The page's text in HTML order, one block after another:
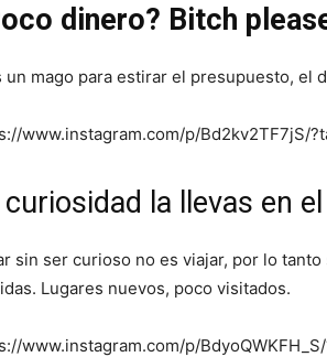
dinero? Bitch
un mago para estirar el presupuesto, el
www.instagram.com/p/Bd2kv2TF7jS/
curiosidad la llevas en
sin ser curioso no es viajar, por lo
Lugares nuevos, poco visitados.
www.instagram.com/p/